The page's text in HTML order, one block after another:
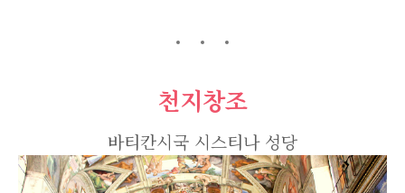
천지창조
바티칸시국 시스티나 성당